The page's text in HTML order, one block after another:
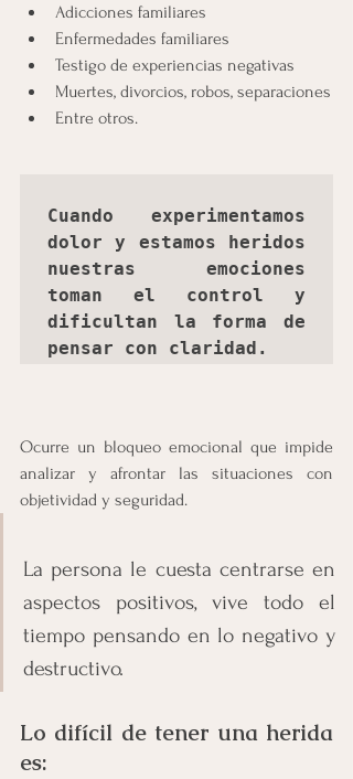
Adicciones familiares
Enfermedades familiares
Testigo de experiencias negativas
Muertes, divorcios, robos, separaciones
Entre otros.
Cuando experimentamos
dolor y estamos heridos
nuestras emociones
toman el control y
dificultan la forma de
pensar con claridad.
Ocurre un bloqueo emocional que impide
analizar y afrontar las situaciones con
objetividad y seguridad.
La persona le cuesta centrarse en
aspectos positivos, vive todo el
tiempo pensando en lo negativo y
destructivo.
Lo difícil de tener una herida
es: